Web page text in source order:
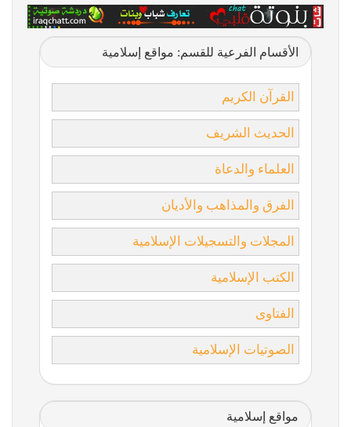
الأقسام الفرعية للقسم: مواقع إسلامية
القرآن الكريم
الحديث الشريف
العلماء والدعاة
الفرق والمذاهب والأديان
المجلات والتسجيلات الإسلامية
الكتب الإسلامية
الفتاوى
الصوتيات الإسلامية
مواقع إسلامية